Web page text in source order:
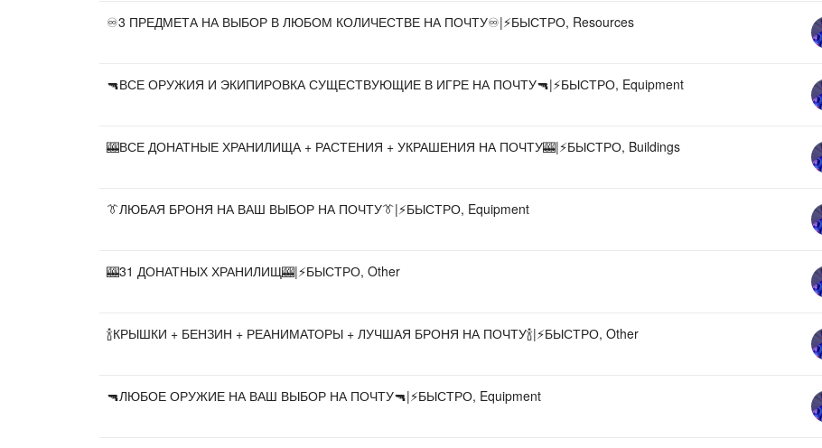
♾️3 ПРЕДМЕТА НА ВЫБОР В ЛЮБОМ КОЛИЧЕСТВЕ НА ПОЧТУ♾️|⚡️БЫСТРО, Resources
🔫ВСЕ ОРУЖИЯ И ЭКИПИРОВКА СУЩЕСТВУЮЩИЕ В ИГРЕ НА ПОЧТУ🔫|⚡️БЫСТРО, Equipment
🎰ВСЕ ДОНАТНЫЕ ХРАНИЛИЩА + РАСТЕНИЯ + УКРАШЕНИЯ НА ПОЧТУ🎰|⚡️БЫСТРО, Buildings
👔ЛЮБАЯ БРОНЯ НА ВАШ ВЫБОР НА ПОЧТУ👔|⚡️БЫСТРО, Equipment
🎰31 ДОНАТНЫХ ХРАНИЛИЩ🎰|⚡️БЫСТРО, Other
🍾КРЫШКИ + БЕНЗИН + РЕАНИМАТОРЫ + ЛУЧШАЯ БРОНЯ НА ПОЧТУ🍾|⚡️БЫСТРО, Other
🔫ЛЮБОЕ ОРУЖИЕ НА ВАШ ВЫБОР НА ПОЧТУ🔫|⚡️БЫСТРО, Equipment